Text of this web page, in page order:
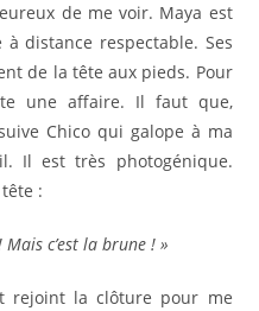
de me voir. Maya est
distance respectable. Ses
de la tête aux pieds. Pour
une affaire. Il faut que,
Chico qui galope à ma
Il est très photogénique.
:
Mais c’est la brune ! »
rejoint la clôture pour me